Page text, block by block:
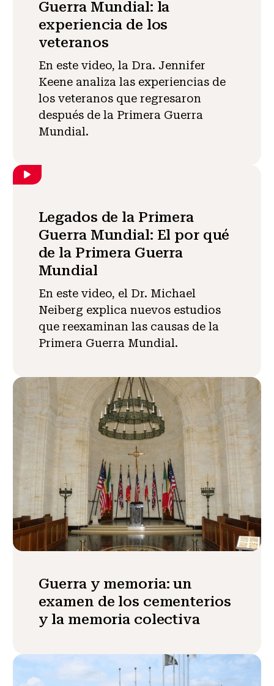
Guerra Mundial: la
experiencia de los
veteranos
En este video, la Dra. Jennifer
Keene analiza las experiencias de
los veteranos que regresaron
después de la Primera Guerra
Mundial.
Legados de la Primera
Guerra Mundial: El por qué
de la Primera Guerra
Mundial
En este video, el Dr. Michael
Neiberg explica nuevos estudios
que reexaminan las causas de la
Primera Guerra Mundial.
Guerra y memoria: un
examen de los cementerios
y la memoria colectiva